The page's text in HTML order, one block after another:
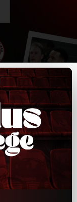
puis trop